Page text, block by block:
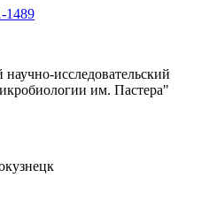
1489
исследовательский
им. Пастера"